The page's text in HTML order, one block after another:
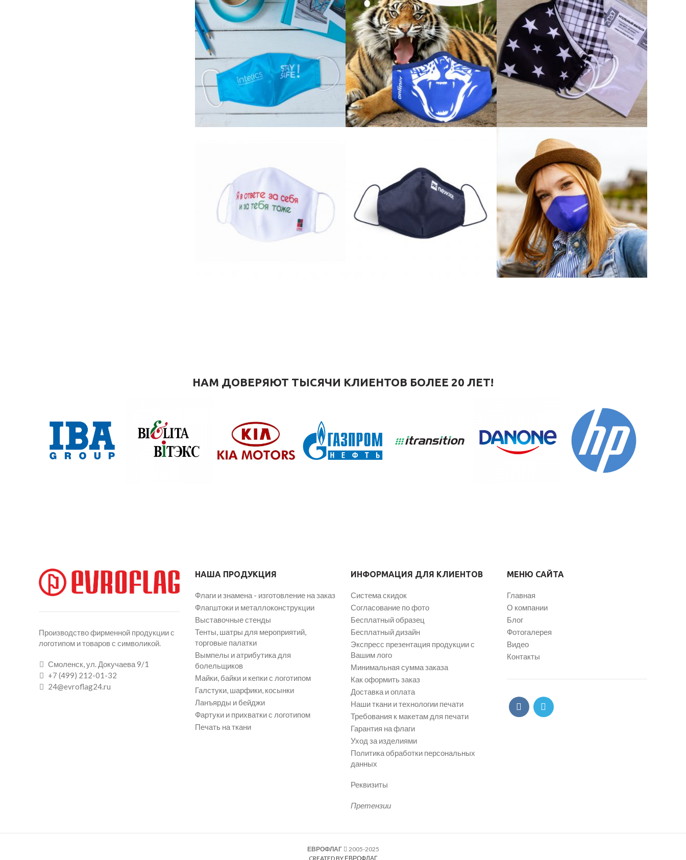
НАМ ДОВЕРЯЮТ ТЫСЯЧИ КЛИЕНТОВ БОЛЕЕ 20 ЛЕТ!
Производство фирменной продукции с
логотипом и товаров с символикой.
Смоленск, ул. Докучаева 9/1
+7 (499) 212-01-32
24@evroflag24.ru
НАША ПРОДУКЦИЯ
Флаги и знамена - изготовление на заказ
Флагштоки и металлоконструкции
Выставочные стенды
Тенты, шатры для мероприятий,
торговые палатки
Вымпелы и атрибутика для
болельщиков
Майки, байки и кепки с логотипом
Галстуки, шарфики, косынки
Ланъярды и бейджи
Фартуки и прихватки с логотипом
Печать на ткани
ИНФОРМАЦИЯ ДЛЯ КЛИЕНТОВ
Система скидок
Согласование по фото
Бесплатный образец
Бесплатный дизайн
Экспресс презентация продукции с
Вашим лого
Минимальная сумма заказа
Как оформить заказ
Доставка и оплата
Наши ткани и технологии печати
Требования к макетам для печати
Гарантия на флаги
Уход за изделиями
Политика обработки персональных
данных
Реквизиты
Претензии
МЕНЮ САЙТА
Главная
О компании
Блог
Фотогалерея
Видео
Контакты
ЕВРОФЛАГ
2005-2025
CREATED BY ЕВРОФЛАГ